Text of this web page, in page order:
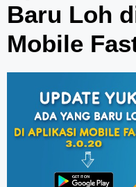
Baru Loh
Mobile